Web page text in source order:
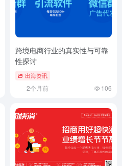
跨境电商行业的真实性与可靠
性探讨
出海资讯
2个月前 106